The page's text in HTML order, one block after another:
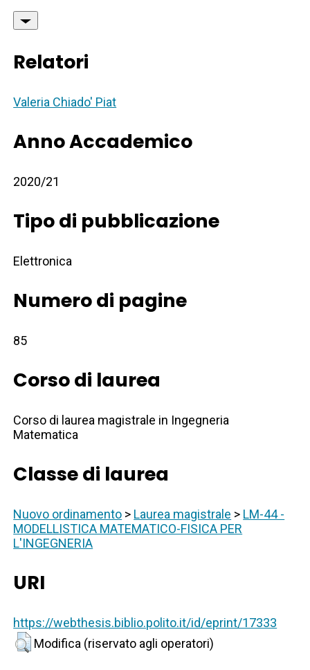
Relatori
Valeria Chiado' Piat
Anno Accademico
2020/21
Tipo di pubblicazione
Elettronica
Numero di pagine
85
Corso di laurea
Corso di laurea magistrale in Ingegneria
Matematica
Classe di laurea
Nuovo ordinamento > Laurea magistrale > LM-44 -
MODELLISTICA MATEMATICO-FISICA PER
L'INGEGNERIA
URI
https://webthesis.biblio.polito.it/id/eprint/17333
Modifica (riservato agli operatori)